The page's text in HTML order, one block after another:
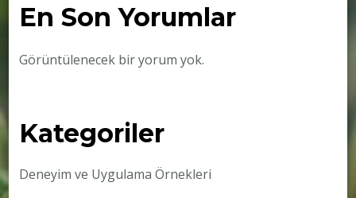
En Son Yorumlar
Görüntülenecek bir yorum yok.
Kategoriler
Deneyim ve Uygulama Örnekleri